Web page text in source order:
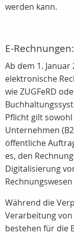
werden kann.
E-
Ab dem 1.
elektronische
wie ZUGFeRD
Pflicht gilt
Unternehmen
öffentliche
es, den
Digitalisierung
Während die
Verarbeitung
bestehen für die